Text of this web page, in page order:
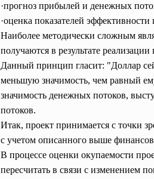
·прогноз прибылей и денежных
·оценка показателей эффективности
Наиболее методически сложным
получаются в результате
Данный принцип гласит: "Доллар
меньшую значимость, чем равный
значимость денежных потоков,
потоков.
Итак, проект принимается с точки
с учетом описанного выше
В процессе оценки окупаемости
пересчитать в связи с изменением